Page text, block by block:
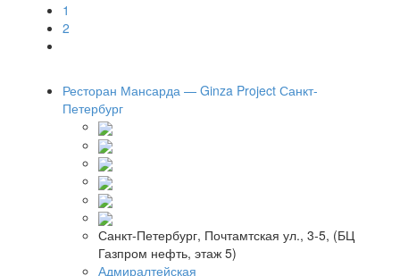
1
2
Ресторан Мансарда — Ginza Project Санкт-
Петербург
Санкт-Петербург, Почтамтская ул., 3-5, (БЦ
Газпром нефть, этаж 5)
Адмиралтейская